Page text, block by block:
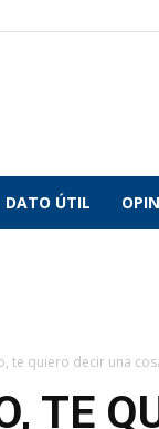
DATO ÚTIL
te quiero decir una
TE